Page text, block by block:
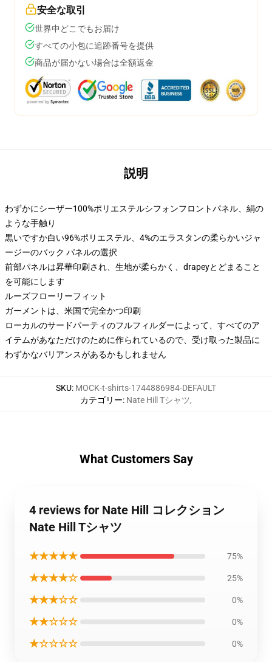
安全な取引
世界中どこでもお届け
すべての小包に追跡番号を提供
商品が届かない場合は全額返金
説明
わずかにシーザー100%ポリエステルシフォンフロントパネル、絹の
ような手触り
黒いですか白い96%ポリエステル、4%のエラスタンの柔らかいジャ
ージーのバック パネルの選択
前部パネルは昇華印刷され、生地が柔らかく、drapeyとどまること
を可能にします
ルーズフローリーフィット
ガーメントは、米国で完全かつ印刷
ローカルのサードパーティのフルフィルダーによって、すべてのア
イテムがあなただけのために作られているので、受け取った製品に
わずかなバリアンスがあるかもしれません
SKU: MOCK-t-shirts-1744886984-DEFAULT
カテゴリー: Nate Hill Tシャツ,
What Customers Say
4 reviews for Nate Hill コレクション
Nate Hill Tシャツ
★★★★★ 75%
★★★★☆ 25%
★★★☆☆ 0%
★★☆☆☆ 0%
★☆☆☆☆ 0%